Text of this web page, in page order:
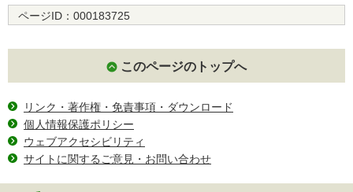
ページID： 000183725
このページのトップへ
リンク・著作権・免責事項・ダウンロード
個人情報保護ポリシー
ウェブアクセシビリティ
サイトに関するご意見・お問い合わせ